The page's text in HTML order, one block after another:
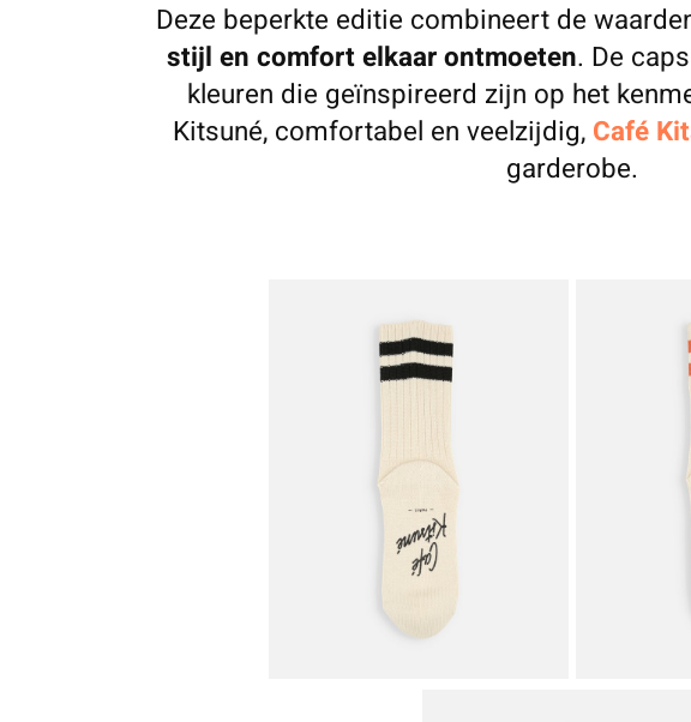
Deze beperkte editie combineert de
stijl en comfort elkaar ontmoeten. De
kleuren die geïnspireerd zijn op het
Kitsuné, comfortabel en veelzijdig, Café
garderobe.